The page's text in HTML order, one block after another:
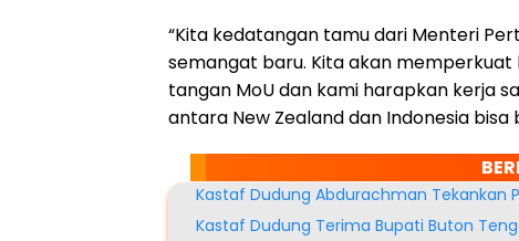
“Kita kedatangan tamu dari Menteri
semangat baru. Kita akan
tangan MoU dan kami harapkan kerja
antara New Zealand dan Indonesia bisa
Kastaf Dudung Abdurachman Tekankan
Kastaf Dudung Terima Bupati Buton